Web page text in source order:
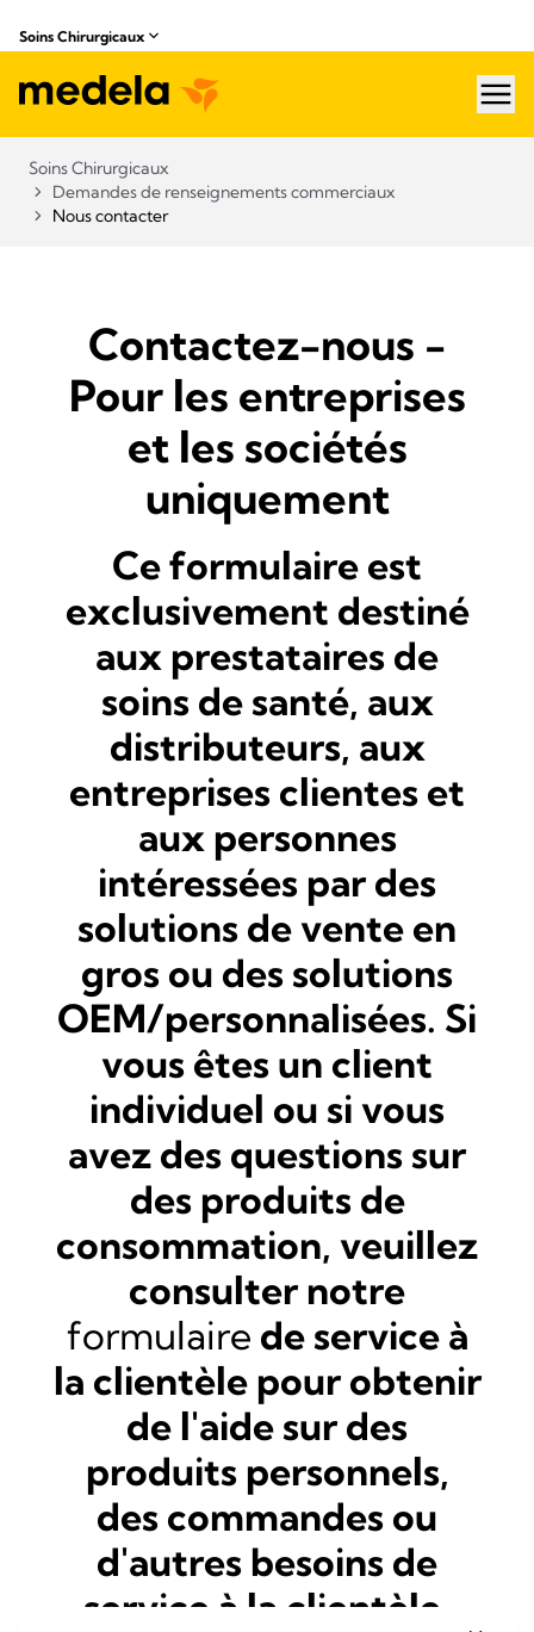
Soins Chirurgicaux
Soins Chirurgicaux
Demandes de renseignements commerciaux
Nous contacter​
Contactez-nous -
Pour les entreprises
et les sociétés
uniquement
Ce formulaire est
exclusivement destiné
aux prestataires de
soins de santé, aux
distributeurs, aux
entreprises clientes et
aux personnes
intéressées par des
solutions de vente en
gros ou des solutions
OEM/personnalisées. Si
vous êtes un client
individuel ou si vous
avez des questions sur
des produits de
consommation, veuillez
consulter notre
formulaire de service à
la clientèle pour obtenir
de l'aide sur des
produits personnels,
des commandes ou
d'autres besoins de
service à la clientèle.